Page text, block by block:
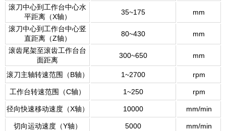
滚刀中心到工作台中心水
平距离（X轴）
35~175 mm
滚刀中心到工作台中心竖
直距离（Z轴）
80~430 mm
滚齿尾架至滚齿工作台台
面距离
300~650 mm
滚刀主轴转速范围（B轴） 1~2700 rpm
工作台转速范围（C轴） 1~250 rpm
径向快速移动速度（X轴） 10000 mm/min
切向运动速度（Y轴） 5000 mm/min